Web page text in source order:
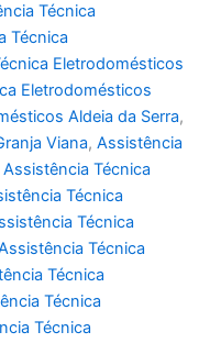
Técnica
Técnica
Eletrodomésticos
Eletrodomésticos
Aldeia da Serra,
Viana, Assistência
Assistência Técnica
Técnica
Técnica
Técnica
Técnica
Técnica
Técnica